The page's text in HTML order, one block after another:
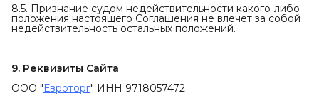
8.5. Признание судом недействительности какого-либо
положения настоящего Соглашения не влечет за собой
недействительность остальных положений.
9. Реквизиты Сайта
ООО "Евроторг" ИНН 9718057472